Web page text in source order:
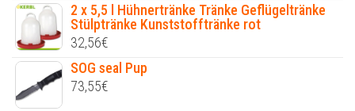
2 x 5,5 l Hühnertränke Tränke Geflügeltränke
Stülptränke Kunststofftränke rot
32,56€
SOG seal Pup
73,55€